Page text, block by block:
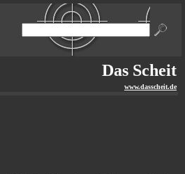
Das Scheit
www.dasscheit.de